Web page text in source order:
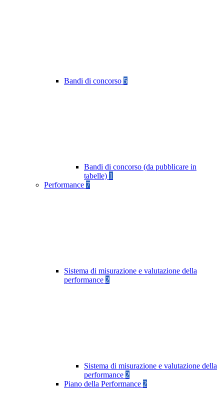
Bandi di concorso 5
Bandi di concorso (da pubblicare in
tabelle) 1
Performance 7
Sistema di misurazione e valutazione della
performance 2
Sistema di misurazione e valutazione della
performance 2
Piano della Performance 2